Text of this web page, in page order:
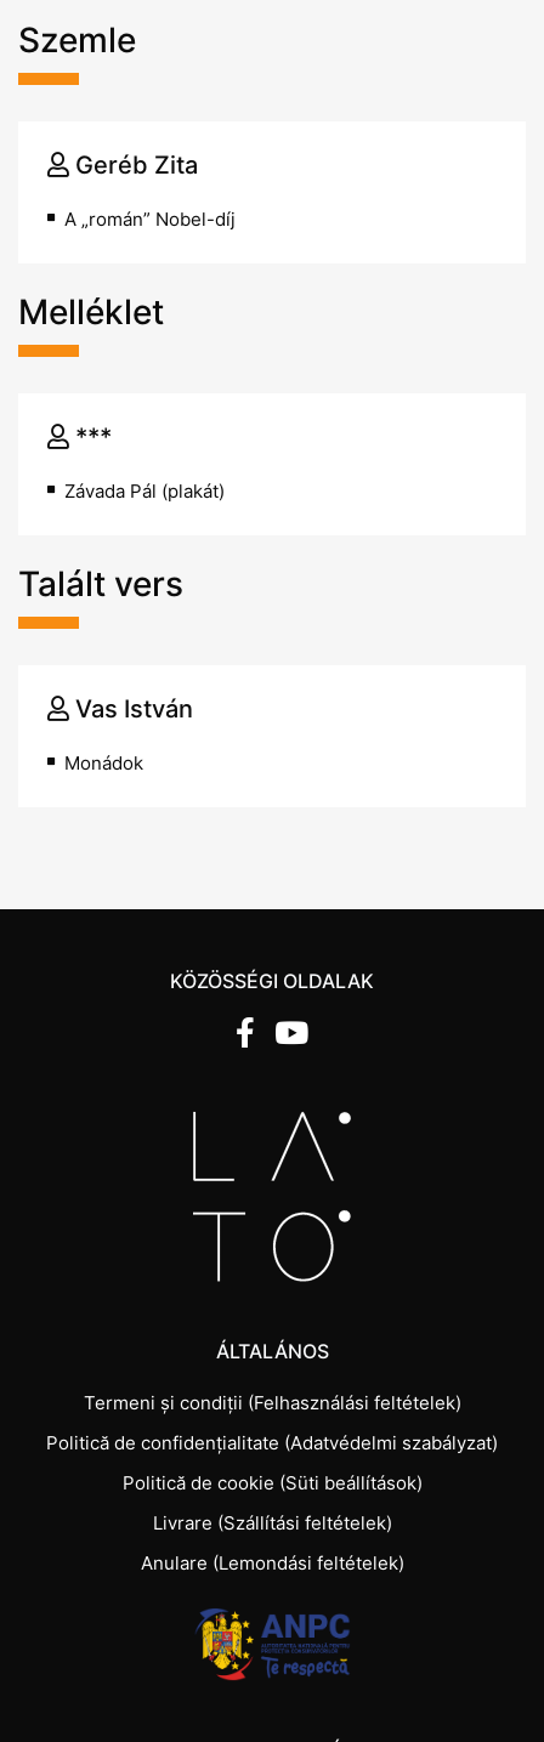
Szemle
Geréb Zita
A „román” Nobel-díj
Melléklet
***
Závada Pál (plakát)
Talált vers
Vas István
Monádok
KÖZÖSSÉGI OLDALAK
ÁLTALÁNOS
Termeni și condiții (Felhasználási feltételek)
Politică de confidențialitate (Adatvédelmi szabályzat)
Politică de cookie (Süti beállítások)
Livrare (Szállítási feltételek)
Anulare (Lemondási feltételek)